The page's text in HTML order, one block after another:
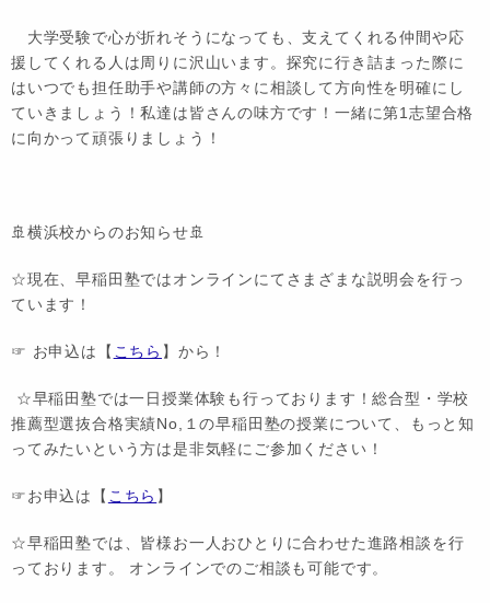
大学受験で心が折れそうになっても、支えてくれる仲間や応
援してくれる人は周りに沢山います。探究に行き詰まった際に
はいつでも担任助手や講師の方々に相談して方向性を明確にし
ていきましょう！私達は皆さんの味方です！一緒に第1志望合格
に向かって頑張りましょう！
🚢横浜校からのお知らせ🚢
☆現在、早稲田塾ではオンラインにてさまざまな説明会を行っ
ています！
☞ お申込は【 こちら 】から！
☆早稲田塾では一日授業体験も行っております！総合型・学校
推薦型選抜合格実績No,１の早稲田塾の授業について、もっと知
ってみたいという方は是非気軽にご参加ください！
☞お申込は【 こちら 】
☆早稲田塾では、皆様お一人おひとりに合わせた進路相談を行
っております。 オンラインでのご相談も可能です。